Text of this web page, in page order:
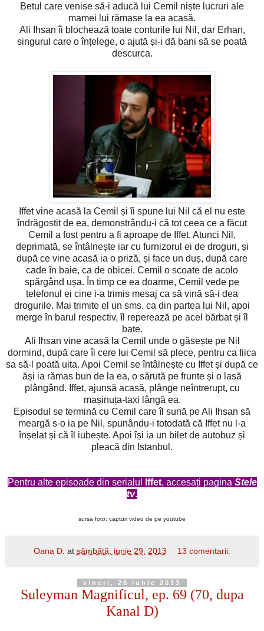
Betul care venise să-i aducă lui Cemil niște lucruri ale
mamei lui rămase la ea acasă.
Ali Ihsan îi blochează toate conturile lui Nil, dar Erhan,
singurul care o înțelege, o ajută și-i dă bani să se poată
descurca.
Iffet vine acasă la Cemil și îi spune lui Nil că el nu este
îndrăgostit de ea, demonstrându-i că tot ceea ce a făcut
Cemil a fost pentru a fi aproape de Iffet. Atunci Nil,
deprimată, se întâlnește iar cu furnizorul ei de droguri, și
după ce vine acasă ia o priză, și face un duș, după care
cade în baie, ca de obicei. Cemil o scoate de acolo
spărgând ușa. În timp ce ea doarme, Cemil vede pe
telefonul ei cine i-a trimis mesaj ca să vină să-i dea
drogurile. Mai trimite el un sms, ca din partea lui Nil, apoi
merge în barul respectiv, îl reperează pe acel bărbat și îl
bate.
Ali Ihsan vine acasă la Cemil unde o găsește pe Nil
dormind, după care îi cere lui Cemil să plece, pentru ca fiica
sa să-l poată uita. Apoi Cemil se întâlnește cu Iffet și după ce
ăși ia rămas bun de la ea, o sărută pe frunte și o lasă
plângând. Iffet, ajunsă acasă, plânge neîntrerupt, cu
mașinuța-taxi lângă ea.
Episodul se termină cu Cemil care îl sună pe Ali Ihsan să
meargă s-o ia pe Nil, spunându-i totodată că Iffet nu l-a
înșelat și că îl iubește. Apoi își ia un bilet de autobuz și
pleacă din Istanbul.
Pentru alte episoade din serialul Iffet, accesați pagina Stele
tv.
sursa foto: capturi video de pe youtube
Oana D. at sâmbătă, iunie 29, 2013 13 comentarii:
vineri, 28 iunie 2013
Suleyman Magnificul, ep. 69 (70, dupa
Kanal D)